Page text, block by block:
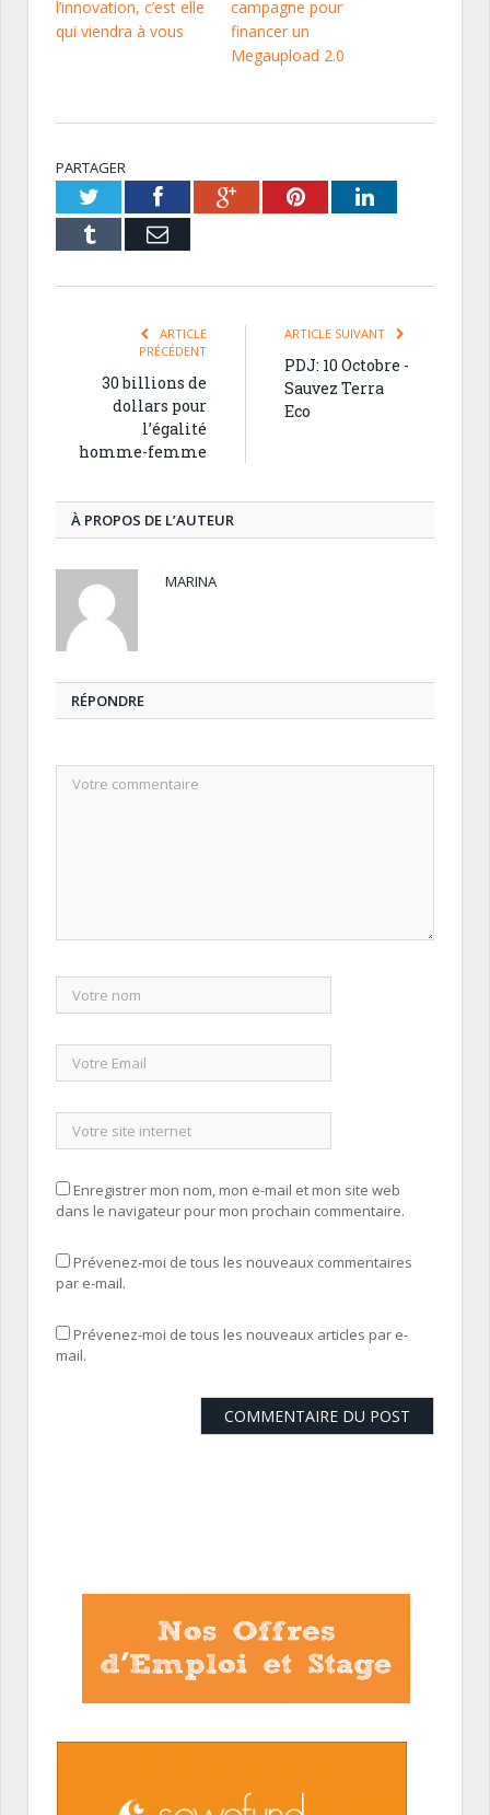
l’innovation, c’est elle
qui viendra à vous
campagne pour
financer un
Megaupload 2.0
PARTAGER
TwitterFacebookGoogle+PinterestLinkedIn
Tumblr Email
ARTICLE
PRÉCÉDENT
30 billions de
dollars pour
l’égalité
homme-femme
ARTICLE SUIVANT
PDJ: 10 Octobre -
Sauvez Terra
Eco
À PROPOS DE L’AUTEUR
MARINA
RÉPONDRE
Enregistrer mon nom, mon e-mail et mon site web
dans le navigateur pour mon prochain commentaire.
Prévenez-moi de tous les nouveaux commentaires
par e-mail.
Prévenez-moi de tous les nouveaux articles par e-
mail.